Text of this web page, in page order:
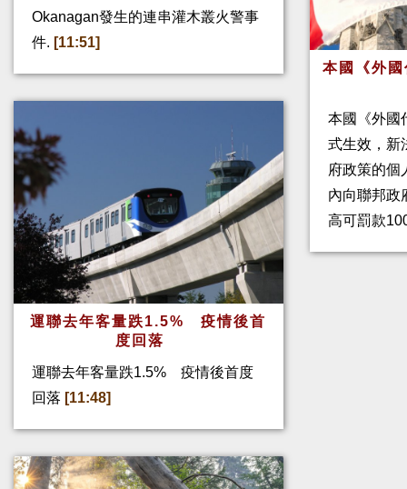
Okanagan發生的連串灌木叢火警事
件. [11:51]
運聯去年客量跌1.5% 疫情後首
度回落
運聯去年客量跌1.5% 疫情後首度
回落 [11:48]
本國《外
本國《外國
式生效，新
府政策的個
內向聯邦政
高可罰款